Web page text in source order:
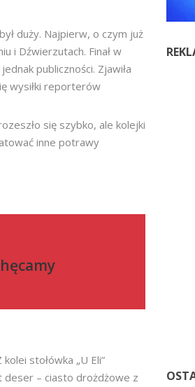
duży. Najpierw, o czym już
i Dźwierzutach. Finał w
publiczności. Zjawiła
wysiłki reporterów
się szybko, ale kolejki
inne potrawy
stołówka „U Eli”
deser – ciasto drożdżowe z